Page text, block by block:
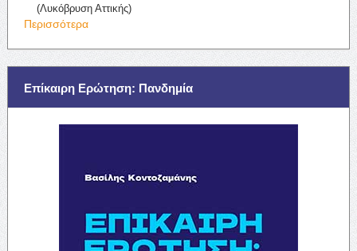
(Λυκόβρυση Αττικής)
Περισσότερα
Επίκαιρη Ερώτηση: Πανδημία